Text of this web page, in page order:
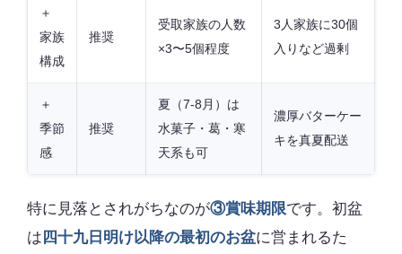
＋
家族
構成
推奨
受取家族の人数
×3〜5個程度
3人家族に30個
入りなど過剰
＋
季節
感
推奨
夏（7-8月）は
水菓子・葛・寒
天系も可
濃厚バターケー
キを真夏配送
特に見落とされがちなのが③賞味期限です。初盆
は 四十九日明け以降の最初のお盆に営まれるた